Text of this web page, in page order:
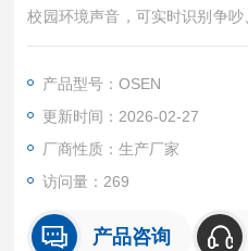
校园环境声音，可实时识别争吵
信号，自动触发预警并推送通知
产品型号：OSEN
更新时间：2026-02-27
厂商性质：生产厂家
访问量：269
产品咨询